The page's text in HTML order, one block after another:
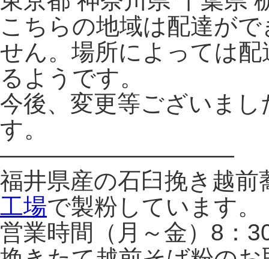
こちらの地域は配達が
せん。場所によっては
るようです。
今後、変更等ございま
す。
——————————
福井県産の石臼挽き越前
工場で製粉しています。
営業時間（月～金）8：